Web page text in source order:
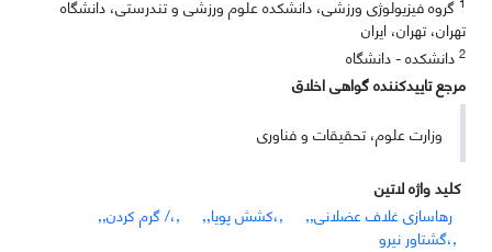
گروه فیزیولوژی ورزشی، دانشکده علوم ورزشی و تندرستی، دانشگاه
تهران، تهران، ایران
2 دانشکده - دانشگاه
مرجع تاییدکننده گواهی اخلاق
وزارت علوم، تحقیقات و فناوری
کلید واژه لاتین
,،کشش پویا,,
,،/ گرم کردن,,
,،گشتاور نیرو